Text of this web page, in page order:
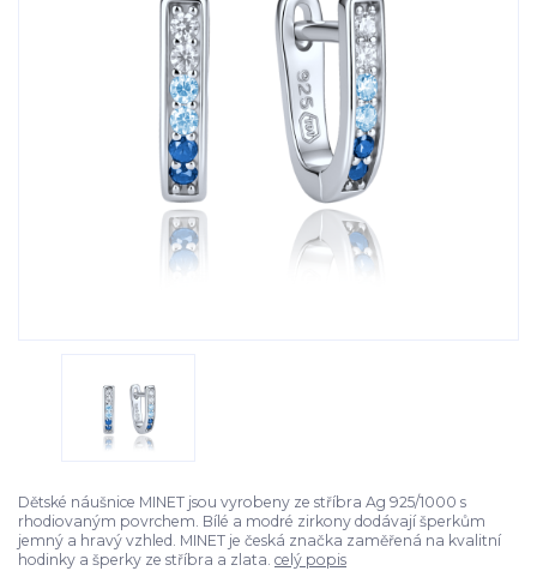
Dětské náušnice MINET jsou vyrobeny ze stříbra Ag 925/1000 s
rhodiovaným povrchem. Bílé a modré zirkony dodávají šperkům
jemný a hravý vzhled. MINET je česká značka zaměřená na kvalitní
hodinky a šperky ze stříbra a zlata. celý popis